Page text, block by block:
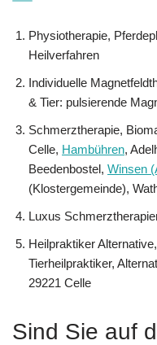
Physiotherapie,
Heilverfahren
Individuelle
& Tier: pulsierende
Schmerztherapie,
Celle, Hambühren,
Beedenbostel, Winsen
(Klostergemeinde),
Luxus
Heilpraktiker
‎Tierheilpraktiker,
29221 Celle
Sind Sie auf